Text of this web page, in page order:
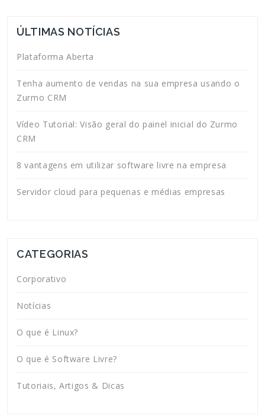
ÚLTIMAS NOTÍCIAS
Plataforma Aberta
Tenha aumento de vendas na sua empresa usando o
Zurmo CRM
Vídeo Tutorial: Visão geral do painel inicial do Zurmo
CRM
8 vantagens em utilizar software livre na empresa
Servidor cloud para pequenas e médias empresas
CATEGORIAS
Corporativo
Notícias
O que é Linux?
O que é Software Livre?
Tutoriais, Artigos & Dicas